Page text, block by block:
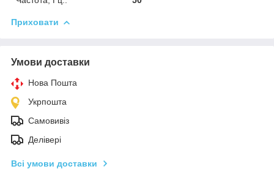
Приховати
Умови доставки
Нова Пошта
Укрпошта
Самовивіз
Делівері
Всі умови доставки